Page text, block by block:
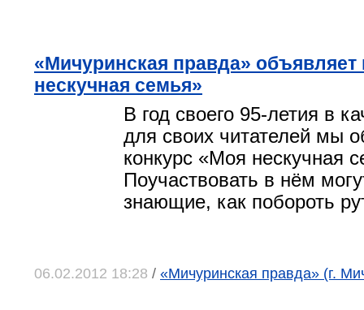
«Мичуринская правда» объявляет
нескучная семья»
В год своего 95-летия в
для своих читателей мы
конкурс «Моя нескучная
Поучаствовать в нём
знающие, как побороть
06.02.2012 18:28 / «Мичуринская правда» (г.